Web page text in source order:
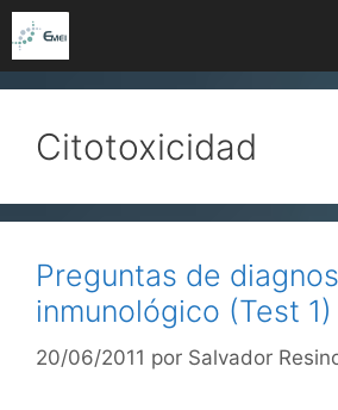
Saltar
al
contenido
Citotoxicidad
Preguntas de
inmunológico (Test 1)
20/06/2011 por Salvador